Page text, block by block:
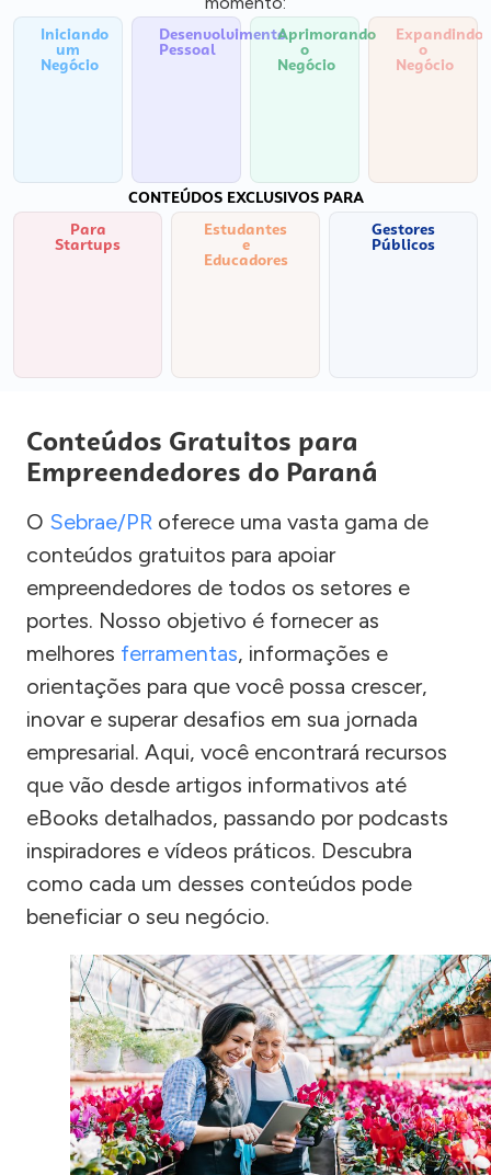
Iniciando
um
Negócio
Desenvolvimento
Pessoal
Aprimorando
o
Negócio
Expandindo
o
Negócio
CONTEÚDOS EXCLUSIVOS PARA
Para
Startups
Estudantes
e
Educadores
Gestores
Públicos
Conteúdos Gratuitos para
Empreendedores do Paraná
O Sebrae/PR oferece uma vasta gama de
conteúdos gratuitos para apoiar
empreendedores de todos os setores e
portes. Nosso objetivo é fornecer as
melhores ferramentas, informações e
orientações para que você possa crescer,
inovar e superar desafios em sua jornada
empresarial. Aqui, você encontrará recursos
que vão desde artigos informativos até
eBooks detalhados, passando por podcasts
inspiradores e vídeos práticos. Descubra
como cada um desses conteúdos pode
beneficiar o seu negócio.